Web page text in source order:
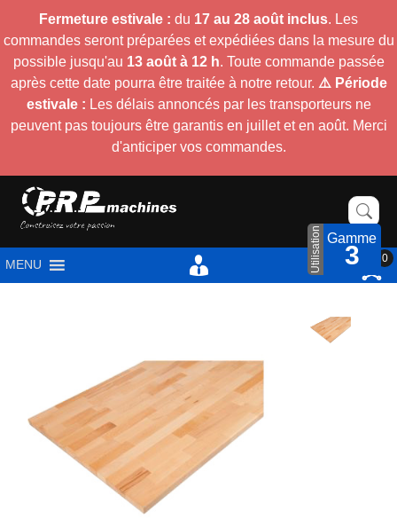
Fermeture estivale : du 17 au 28 août inclus. Les
commandes seront préparées et expédiées dans la mesure du
possible jusqu'au 13 août à 12 h. Toute commande passée
après cette date pourra être traitée à notre retour. ⚠️ Période
estivale : Les délais annoncés par les transporteurs ne
peuvent pas toujours être garantis en juillet et en août. Merci
d'anticiper vos commandes.
MENU 0
Utilisation Gamme
3